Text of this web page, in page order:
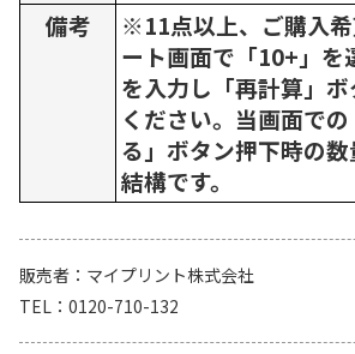
備考
※11点以上、ご購入
ート画面で「10+」を
を入力し「再計算」
ください。当画面で
る」ボタン押下時の
結構です。
販売者
マイプリント株式会社
TEL
0120-710-132